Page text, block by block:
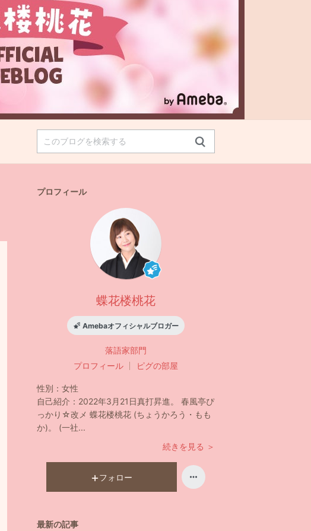
プロフィール
蝶花楼桃花
Amebaオフィシャルブロガー
落語家部門
プロフィール
ピグの部屋
性別： 女性
自己紹介： 2022年3月21日真打昇進。 春風亭ぴ
っかり☆改メ 蝶花楼桃花 (ちょうかろう・もも
か)。 (一社...
続きを見る ＞
フォロー
最新の記事